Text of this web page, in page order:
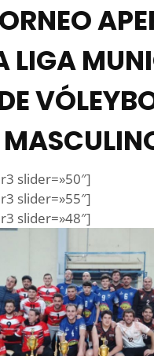
LIGA
slider=»50″]
slider=»55″]
slider=»48″]